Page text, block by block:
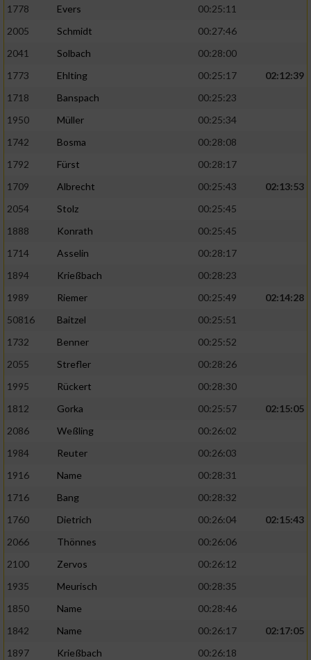
1778
Evers
00:25:11
2005
Schmidt
00:27:46
2041
Solbach
00:28:00
1773
Ehlting 00:25:17
02:12:39
1718
Banspach
00:25:23
1950
Müller
00:25:34
1742
Bosma
00:28:08
1792
Fürst
00:28:17
1709
Albrecht 00:25:43
02:13:53
2054
Stolz
00:25:45
1888
Konrath
00:25:45
1714
Asselin
00:28:17
1894
Krießbach
00:28:23
1989
Riemer 00:25:49
02:14:28
50816
Baitzel
00:25:51
1732
Benner
00:25:52
2055
Strefler
00:28:26
1995
Rückert
00:28:30
1812
Gorka 00:25:57
02:15:05
2086
Weßling
00:26:02
1984
Reuter
00:26:03
1916
Name
00:28:31
1716
Bang
00:28:32
1760
Dietrich 00:26:04
02:15:43
2066
Thönnes
00:26:06
2100
Zervos
00:26:12
1935
Meurisch
00:28:35
1850
Name
00:28:46
1842
Name 00:26:17
02:17:05
1897
Krießbach
00:26:18